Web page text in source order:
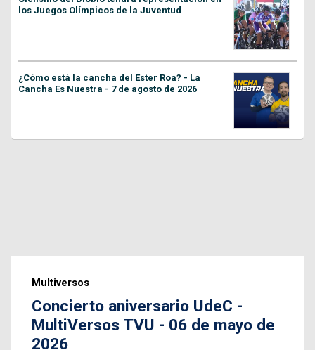
los Juegos Olímpicos de la Juventud
¿Cómo está la cancha del Ester Roa? - La
Cancha Es Nuestra - 7 de agosto de 2026
Multiversos
Concierto aniversario UdeC -
MultiVersos TVU - 06 de mayo de
2026